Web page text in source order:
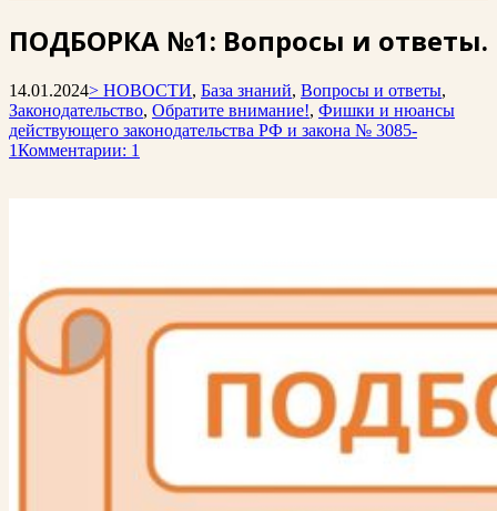
ПОДБОРКА №1: Вопросы и ответы.
14.01.2024> НОВОСТИ, База знаний, Вопросы и ответы,
Законодательство, Обратите внимание!, Фишки и нюансы
действующего законодательства РФ и закона № 3085-
1Комментарии: 1